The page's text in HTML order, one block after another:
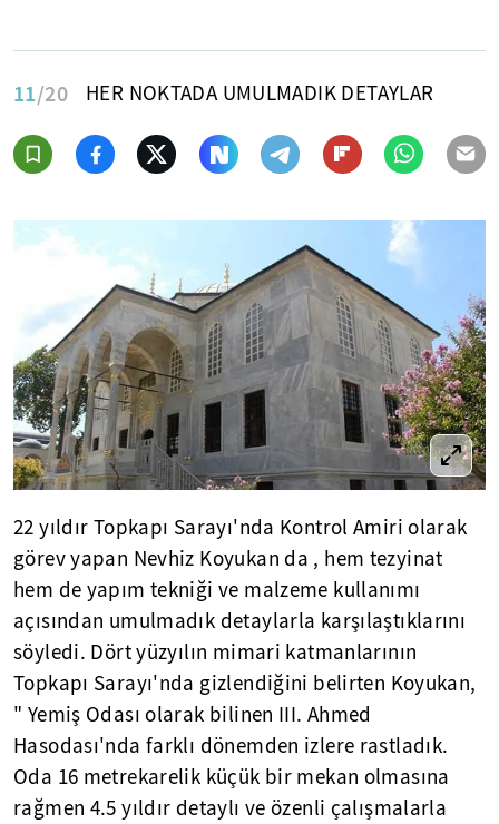
11/20 HER NOKTADA UMULMADIK DETAYLAR
22 yıldır Topkapı Sarayı'nda Kontrol Amiri olarak
görev yapan Nevhiz Koyukan da , hem tezyinat
hem de yapım tekniği ve malzeme kullanımı
açısından umulmadık detaylarla karşılaştıklarını
söyledi. Dört yüzyılın mimari katmanlarının
Topkapı Sarayı'nda gizlendiğini belirten Koyukan,
" Yemiş Odası olarak bilinen III. Ahmed
Hasodası'nda farklı dönemden izlere rastladık.
Oda 16 metrekarelik küçük bir mekan olmasına
rağmen 4.5 yıldır detaylı ve özenli çalışmalarla